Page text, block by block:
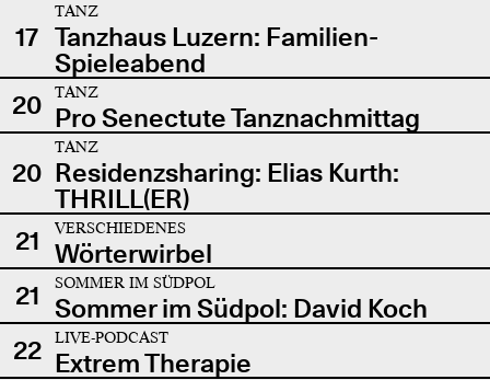
17
TANZ
Tanzhaus Luzern: Familien-
Spieleabend
20
TANZ
Pro Senectute Tanznachmittag
20
TANZ
Residenzsharing: Elias Kurth:
THRILL(ER)
21
VERSCHIEDENES
Wörterwirbel
21
SOMMER IM SÜDPOL
Sommer im Südpol: David Koch
22
LIVE-PODCAST
Extrem Therapie